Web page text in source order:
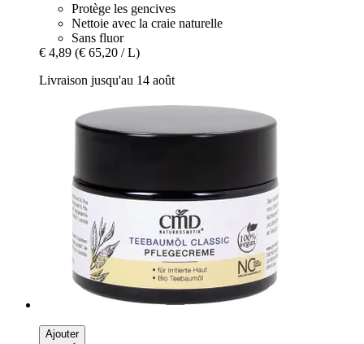
Protège les gencives
Nettoie avec la craie naturelle
Sans fluor
€ 4,89 (€ 65,20 / L)
Livraison jusqu'au 14 août
Ajouter